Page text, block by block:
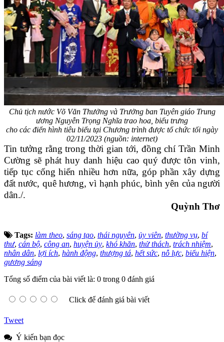
Chủ tịch nước Võ Văn Thưởng và Trưởng ban Tuyên giáo Trung
ương Nguyễn Trọng Nghĩa trao hoa, biểu trưng
cho các điển hình tiêu biểu tại Chương trình được tổ chức tối ngày
02/11/2023 (nguồn: internet)
Tin tưởng rằng trong thời gian tới, đồng chí Trần Minh
Cường sẽ phát huy danh hiệu cao quý được tôn vinh,
tiếp tục cống hiến nhiều hơn nữa, góp phần xây dựng
đất nước, quê hương, vì hạnh phúc, bình yên của người
dân./.
Quỳnh Thơ
Tags: làm theo, sáng tạo, thái nguyên, ủy viên, thường vụ, bí
thư, cán bộ, công an, huyện ủy, khó khăn, thử thách, trách nhiệm,
nhân dân, lợi ích, hành động, thượng tá, hết sức, nỗ lực, biểu hiện,
gương sáng
Tổng số điểm của bài viết là: 0 trong 0 đánh giá
Click để đánh giá bài viết
Tweet
Ý kiến bạn đọc